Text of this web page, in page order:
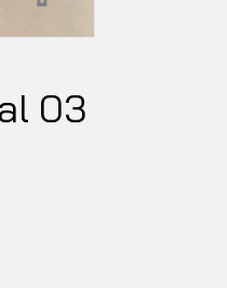
03